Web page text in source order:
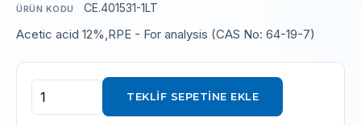
ÜRÜN KODU CE.401531-1LT
Acetic acid 12%,RPE - For analysis (CAS No: 64-19-7)
TEKLIF SEPETINE EKLE